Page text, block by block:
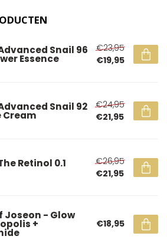
Snail 96
Essence
€23,95
€19,95
Snail 92
Cream
€24,95
€21,95
Retinol 0.1
€26,95
€21,95
Joseon - Glow
+ €18,95